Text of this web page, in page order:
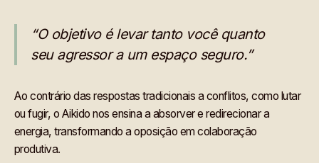
“O objetivo é levar tanto você quanto
seu agressor a um espaço seguro.”
Ao contrário das respostas tradicionais a conflitos, como lutar
ou fugir, o Aikido nos ensina a absorver e redirecionar a
energia, transformando a oposição em colaboração
produtiva.